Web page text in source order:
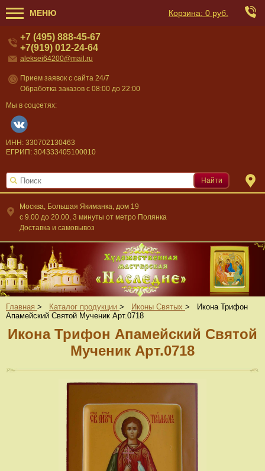
МЕНЮ Корзина: 0 руб.
Москва, Большая Якиманка, дом 19
c 9.00 до 20.00, 3 минуты от метро Полянка
Доставка и самовывоз
+7 (495) 888-45-67
+7(919) 012-24-64
aleksei64200@mail.ru
Прием заявок с сайта 24/7
Обработка заказов с 08:00 до 22:00
Мы в соцсетях:
ИНН: 330702130463
ЕГРИП: 304333405100010
Найти
Главная > Каталог продукции > Иконы Святых >
Икона Трифон
Апамейский Святой Мученик Арт.0718
Икона Трифон Апамейский Святой
Мученик Арт.0718